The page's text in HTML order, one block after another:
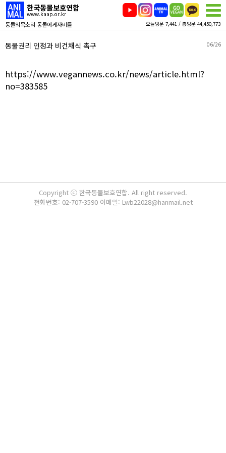
한국동물보호연합
www.kaap.or.kr
동물의목소리 동물에게자비를 오늘방문 7,441 / 총방문 44,450,773
동물권리 인정과 비건채식 촉구 06/26
https://www.vegannews.co.kr/news/article.html?
no=383585
Copyright ⓒ 한국동물보호연합. All right reserved.
전화번호: 02-707-3590 이메일: Lwb22028@hanmail.net